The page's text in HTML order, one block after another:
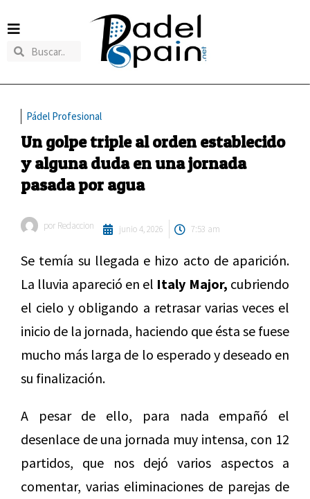
Pádel Profesional
Un golpe triple al orden establecido
y alguna duda en una jornada
pasada por agua
por Redaccion junio 4, 2026 7:53 am
Se temía su llegada e hizo acto de aparición.
La lluvia apareció en el Italy Major, cubriendo
el cielo y obligando a retrasar varias veces el
inicio de la jornada, haciendo que ésta se fuese
mucho más larga de lo esperado y deseado en
su finalización.
A pesar de ello, para nada empañó el
desenlace de una jornada muy intensa, con 12
partidos, que nos dejó varios aspectos a
comentar, varias eliminaciones de parejas de